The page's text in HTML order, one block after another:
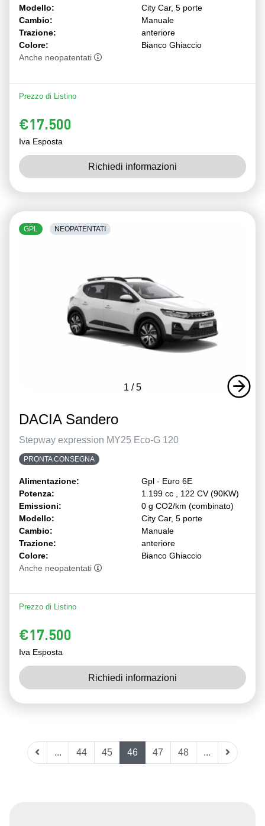
Modello:
City Car, 5 porte
Cambio:
Manuale
Trazione:
anteriore
Colore:
Bianco Ghiaccio
Anche neopatentati
Prezzo di Listino
€17.500
Iva Esposta
Richiedi informazioni
1 / 5
GPL NEOPATENTATI
DACIA Sandero
Stepway expression MY25 Eco-G 120
PRONTA CONSEGNA
Alimentazione:
Gpl - Euro 6E
Potenza:
1.199 cc , 122 CV (90KW)
Emissioni:
0 g CO2/km (combinato)
Modello:
City Car, 5 porte
Cambio:
Manuale
Trazione:
anteriore
Colore:
Bianco Ghiaccio
Anche neopatentati
Prezzo di Listino
€17.500
Iva Esposta
Richiedi informazioni
... 44 45 46 47 48 ...